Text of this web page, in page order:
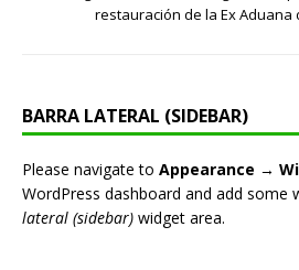
restauración de la Ex Aduana
BARRA LATERAL (SIDEBAR)
Please navigate to Appearance →
WordPress dashboard and add some
lateral (sidebar) widget area.